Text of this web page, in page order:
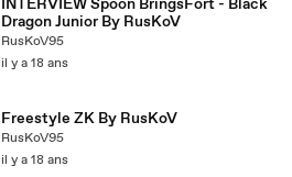
INTERVIEW Spoon BringsFort - Black
Dragon Junior By RusKoV
RusKoV95
il y a 18 ans
Freestyle ZK By RusKoV
RusKoV95
il y a 18 ans